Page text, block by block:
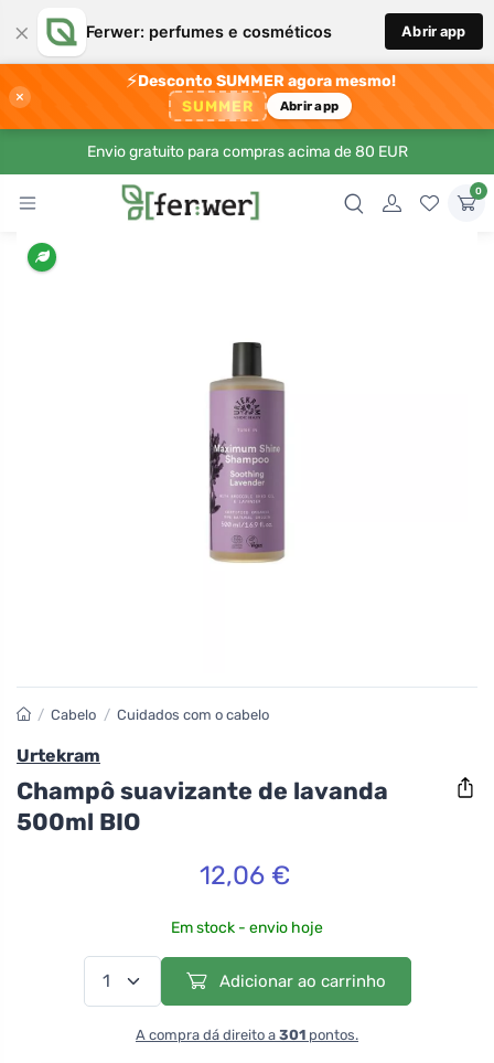
× Ferwer: perfumes e cosméticos Abrir app
×
⚡Desconto SUMMER agora mesmo!
SUMMER Abrir app
Envio gratuito para compras acima de 80 EUR
0
/ Cabelo / Cuidados com o cabelo
Urtekram
Champô suavizante de lavanda
500ml BIO
12,06 €
Em stock - envio hoje
Adicionar ao carrinho
A compra dá direito a 301 pontos.